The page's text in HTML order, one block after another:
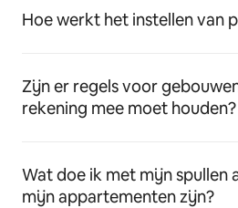
Hoe werkt het instellen van
Zijn er regels voor
rekening mee moet houden?
Wat doe ik met mijn spullen
mijn appartementen zijn?